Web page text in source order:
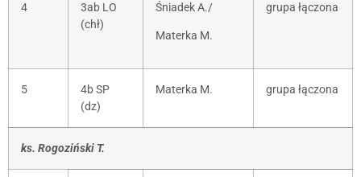
4
3ab LO
(chł)
Śniadek A./
Materka M.
grupa łączona
5
4b SP
(dz)
Materka M. grupa łączona
ks. Rogoziński T.